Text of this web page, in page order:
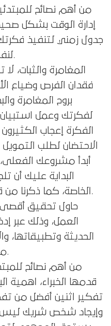
من أهم نصائح
إدارة الوقت بشكل
جدول زمني لتنفيذ
لنفسك للراحة والاسترخاء.
المغامرة والثبات،
فقدان الفرص وضياع
بروح المغامرة
لفكرتك وعمل استبيان
الفكرة إعجاب
الاحتضان لطلب
أبدأ مشروعك
البداية عليك أن
الخاصة، كما ذكرنا من قبل، حتى يستقر الأمر.
حاول تحقيق أقصى
العمل، وذلك عبر
الحديثة وتطبيقاتها،
مستوى الإنتاج والعمل.
من أهم نصائح
قدمها الخبراء، اهمية
تفكير اثنين أفضل من
وإيجاد شخص شريك ليس